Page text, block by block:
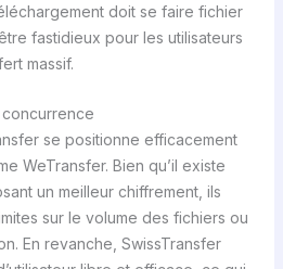
doit se faire fichier
fastidieux pour les utilisateurs
massif.
se positionne efficacement
WeTransfer. Bien qu’il existe
un meilleur chiffrement, ils
sur le volume des fichiers ou
En revanche, SwissTransfer